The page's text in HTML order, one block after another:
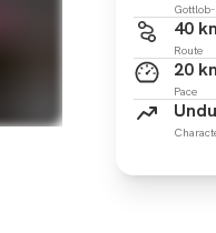
40
Route
20
Pace